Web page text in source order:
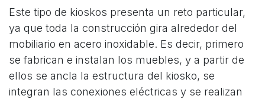
Este tipo de kioskos presenta un reto particular,
ya que toda la construcción gira alrededor del
mobiliario en acero inoxidable. Es decir, primero
se fabrican e instalan los muebles, y a partir de
ellos se ancla la estructura del kiosko, se
integran las conexiones eléctricas y se realizan